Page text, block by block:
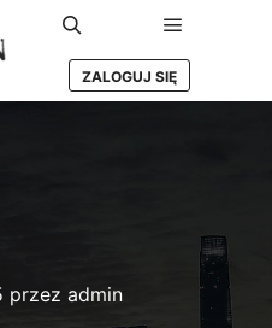
Szukaj Główne
ZALOGUJ SIĘ
przez admin